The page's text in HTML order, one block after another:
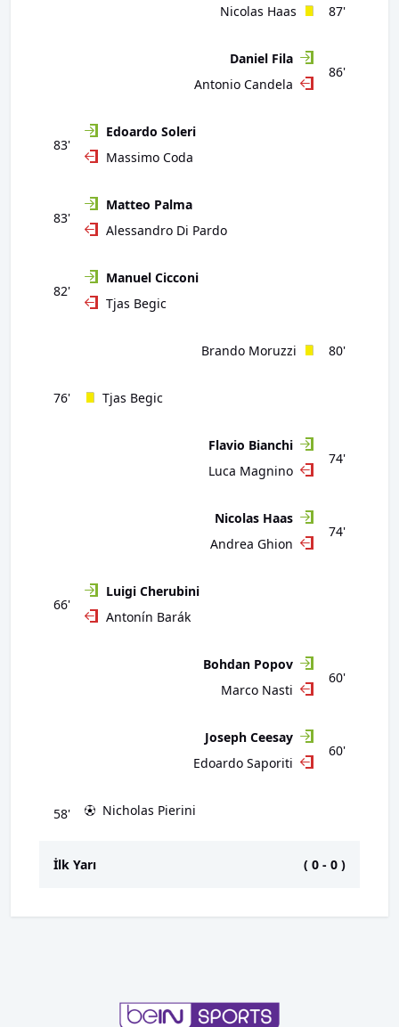
87'
Nicolas Haas
86'
Daniel Fila
Antonio Candela
83'
Edoardo Soleri
Massimo Coda
83'
Matteo Palma
Alessandro Di Pardo
82'
Manuel Cicconi
Tjas Begic
80'
Brando Moruzzi
76' Tjas Begic
74'
Flavio Bianchi
Luca Magnino
74'
Nicolas Haas
Andrea Ghion
66'
Luigi Cherubini
Antonín Barák
60'
Bohdan Popov
Marco Nasti
60'
Joseph Ceesay
Edoardo Saporiti
58' Nicholas Pierini
İlk Yarı ( 0 - 0 )